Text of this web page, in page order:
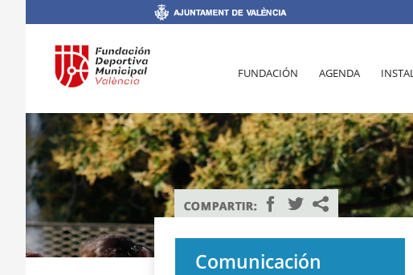
FUNDACIÓN AGENDA
Comunicación